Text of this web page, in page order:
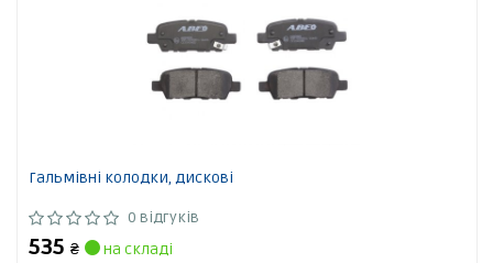
Гальмівні колодки, дискові
0 відгуків
535 ₴
на складі